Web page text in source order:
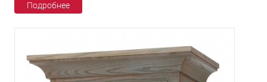
Подробнее